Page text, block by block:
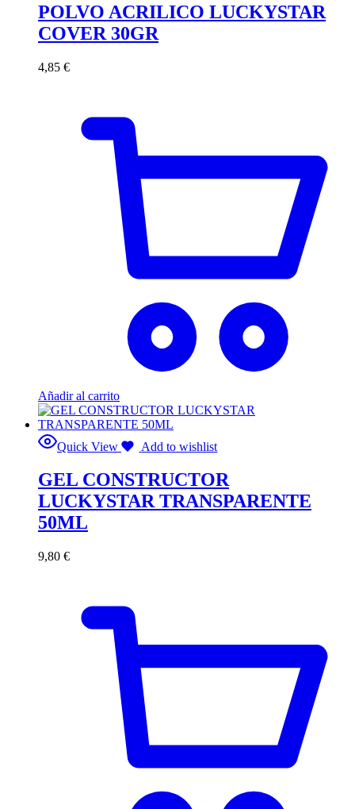
POLVO ACRILICO LUCKYSTAR
COVER 30GR
4,85 €
Añadir al carrito
Quick View Add to wishlist
GEL CONSTRUCTOR
LUCKYSTAR TRANSPARENTE
50ML
9,80 €